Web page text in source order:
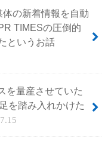
の新着情報を自動
TIMESの圧倒的
というお話
を量産させていた
を踏み入れかけた